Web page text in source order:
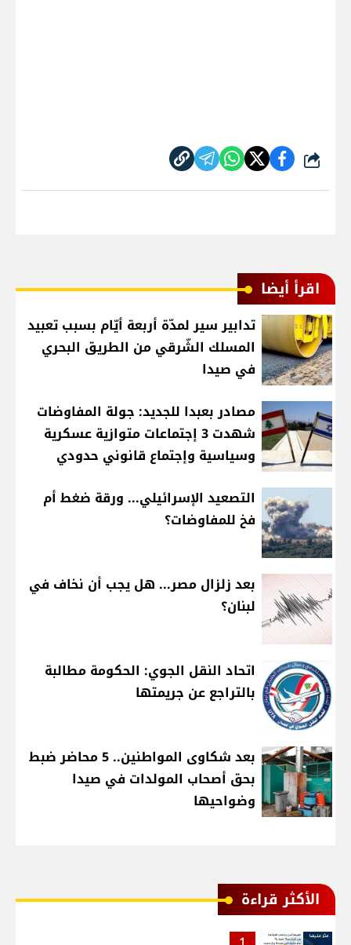
شارك
اقرأ أيضا
تدابير سير لمدّة أربعة أيّام بسبب تعبيد
المسلك الشّرقي من الطريق البحري
في صيدا
مصادر بعبدا للجديد: جولة المفاوضات
شهدت 3 إجتماعات متوازية عسكرية
وسياسية وإجتماع قانوني حدودي
التصعيد الإسرائيلي... ورقة ضغط أم
فخ للمفاوضات؟
بعد زلزال مصر... هل يجب أن نخاف في
لبنان؟
اتحاد النقل الجوي: الحكومة مطالبة
بالتراجع عن جريمتها
بعد شكاوى المواطنين.. 5 محاضر ضبط
بحق أصحاب المولدات في صيدا
وضواحيها
الأكثر قراءة